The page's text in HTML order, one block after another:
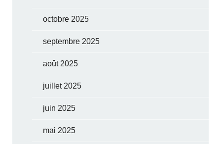
octobre 2025
septembre 2025
août 2025
juillet 2025
juin 2025
mai 2025